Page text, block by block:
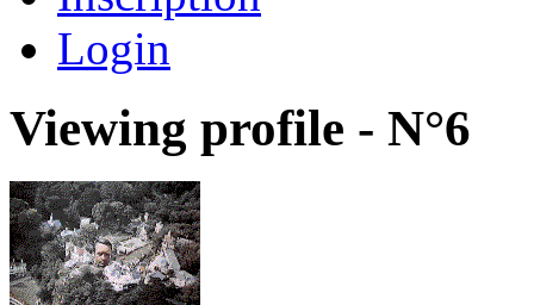
Login
Viewing profile - N°6